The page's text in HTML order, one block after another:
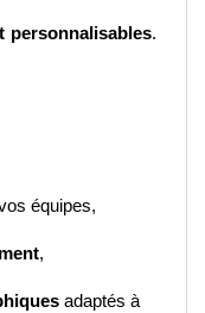
personnalisables.
équipes,
,
adaptés à